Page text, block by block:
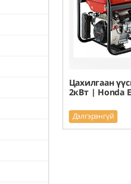
Цахилгаан
2кВт | Honda
Дэлгэрэнгүй